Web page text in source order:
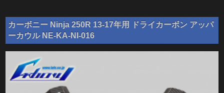
カーボニー Ninja 250R 13-17年用 ドライカーボン アッパ
ーカウル NE-KA-NI-016